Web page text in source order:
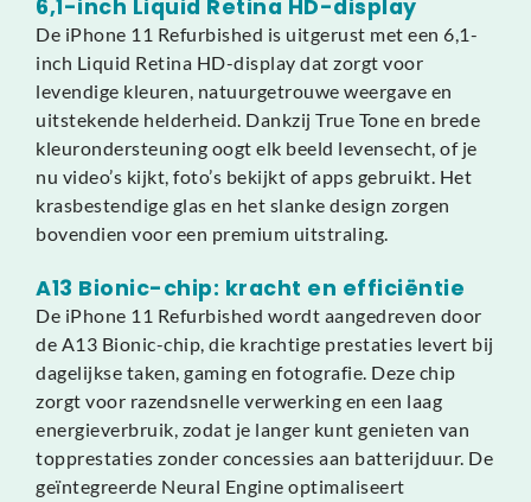
6,1-inch Liquid Retina HD-display
De iPhone 11 Refurbished is uitgerust met een 6,1-
inch Liquid Retina HD-display dat zorgt voor
levendige kleuren, natuurgetrouwe weergave en
uitstekende helderheid. Dankzij True Tone en brede
kleurondersteuning oogt elk beeld levensecht, of je
nu video’s kijkt, foto’s bekijkt of apps gebruikt. Het
krasbestendige glas en het slanke design zorgen
bovendien voor een premium uitstraling.
A13 Bionic-chip: kracht en efficiëntie
De iPhone 11 Refurbished wordt aangedreven door
de A13 Bionic-chip, die krachtige prestaties levert bij
dagelijkse taken, gaming en fotografie. Deze chip
zorgt voor razendsnelle verwerking en een laag
energieverbruik, zodat je langer kunt genieten van
topprestaties zonder concessies aan batterijduur. De
geïntegreerde Neural Engine optimaliseert